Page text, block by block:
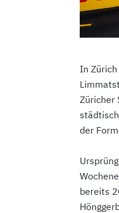
In
Züricher
der
bereits